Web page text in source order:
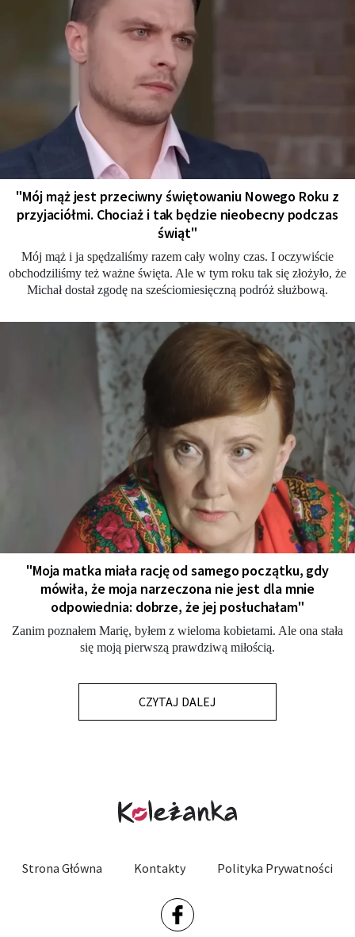
"Mój mąż jest przeciwny świętowaniu Nowego Roku z
przyjaciółmi. Chociaż i tak będzie nieobecny podczas
świąt"
Mój mąż i ja spędzaliśmy razem cały wolny czas. I oczywiście
obchodziliśmy też ważne święta. Ale w tym roku tak się złożyło, że
Michał dostał zgodę na sześciomiesięczną podróż służbową.
"Moja matka miała rację od samego początku, gdy
mówiła, że moja narzeczona nie jest dla mnie
odpowiednia: dobrze, że jej posłuchałam"
Zanim poznałem Marię, byłem z wieloma kobietami. Ale ona stała
się moją pierwszą prawdziwą miłością.
CZYTAJ DALEJ
Strona Główna Kontakty Polityka Prywatności